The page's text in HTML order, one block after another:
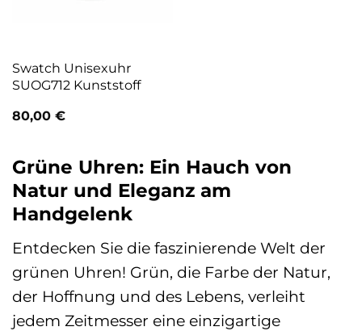
Swatch Unisexuhr
SUOG712 Kunststoff
80,00 €
Grüne Uhren: Ein Hauch von
Natur und Eleganz am
Handgelenk
Entdecken Sie die faszinierende Welt der
grünen Uhren! Grün, die Farbe der Natur,
der Hoffnung und des Lebens, verleiht
jedem Zeitmesser eine einzigartige